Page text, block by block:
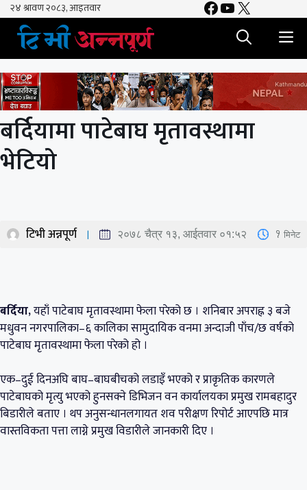
Skip
content
Facebook
YouTube
X
बर्दियामा पाटेबाघ मृतावस्थामा
भेटियो
टिभी अन्नपूर्ण २०७८ चैत्र १३, आईतवार ०१:५२ 1 मिनेट
बर्दिया,यहाँ पाटेबाघ मृतावस्थामा फेला परेको छ । शनिबार अपराह्न ३ बजे
मधुवन नगरपालिका–६ कालिका सामुदायिक वनमा अन्दाजी पाँच/छ वर्षको
पाटेबाघ मृतावस्थामा फेला परेको हो ।
एक–दुई दिनअघि बाघ–बाघबीचको लडाइँ भएको र प्राकृतिक कारणले
पाटेबाघको मृत्यु भएको हुनसक्ने डिभिजन वन कार्यालयका प्रमुख रामबहादुर
बिडारीले बताए । थप अनुसन्धानलगायत शव परीक्षण रिपोर्ट आएपछि मात्र
वास्तविकता पत्ता लाग्ने प्रमुख विडारीले जानकारी दिए ।